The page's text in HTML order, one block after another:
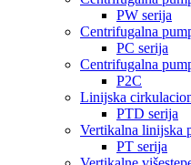
PW serija
Centrifugalna
PC serija
Centrifugalna
P2C
Linijska
PTD serija
Vertikalna linijska
PT serija